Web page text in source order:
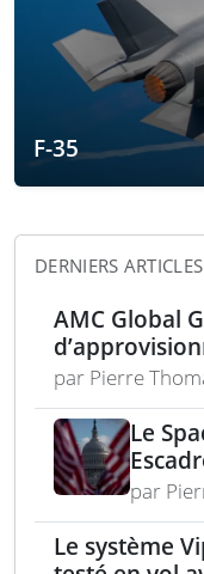
F-35
DERNIERS ARTICLES
AMC Global
munitions de
par Pierre
Le
par
Le système